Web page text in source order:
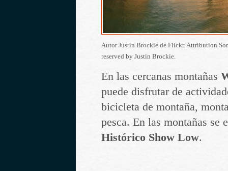
Autor Justin Brockie de Flickr. Attribution
reserved by Justin Brockie.
En las cercanas montañas
puede disfrutar de
bicicleta de montaña,
pesca. En las montañas se
Histórico Show Low.